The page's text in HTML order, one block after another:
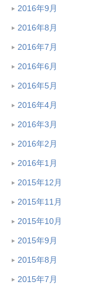
2016年9月
2016年8月
2016年7月
2016年6月
2016年5月
2016年4月
2016年3月
2016年2月
2016年1月
2015年12月
2015年11月
2015年10月
2015年9月
2015年8月
2015年7月